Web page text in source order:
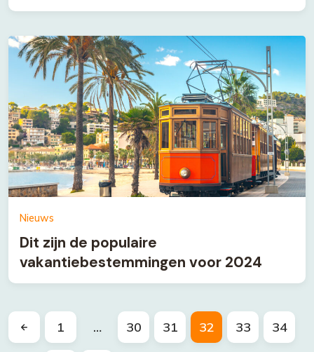
Nieuws
Dit zijn de populaire
vakantiebestemmingen voor 2024
1 … 30 31 32 33 34